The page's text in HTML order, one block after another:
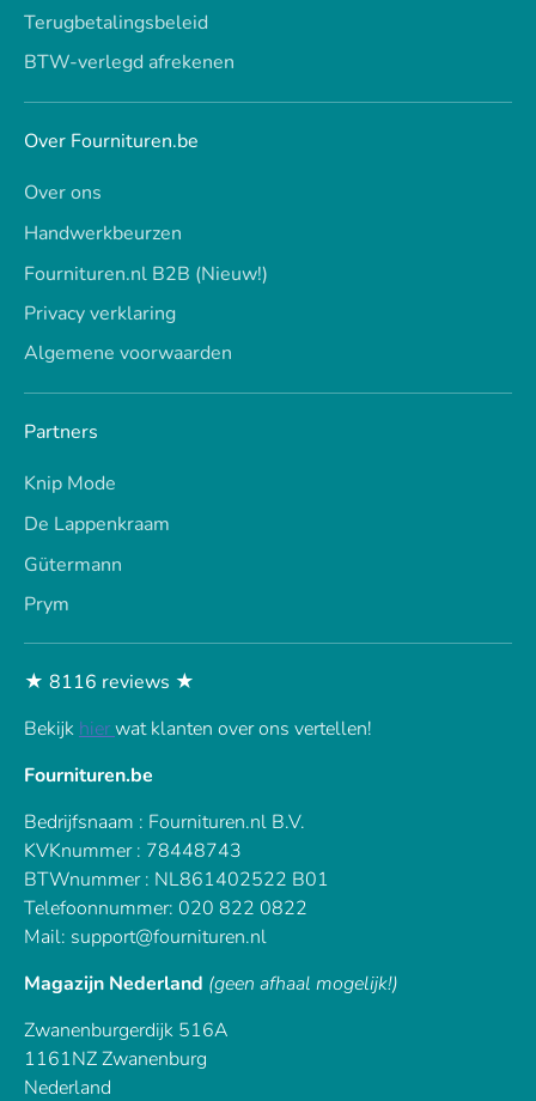
Terugbetalingsbeleid
BTW-verlegd afrekenen
Over Fournituren.be
Over ons
Handwerkbeurzen
Fournituren.nl B2B (Nieuw!)
Privacy verklaring
Algemene voorwaarden
Partners
Knip Mode
De Lappenkraam
Gütermann
Prym
★ 8116 reviews ★
Bekijk hierwat klanten over ons vertellen!
Fournituren.be
Bedrijfsnaam : Fournituren.nl B.V.
KVKnummer : 78448743
BTWnummer : NL861402522 B01
Telefoonnummer: 020 822 0822
Mail: support@fournituren.nl
Magazijn Nederland (geen afhaal mogelijk!)
Zwanenburgerdijk 516A
1161NZ Zwanenburg
Nederland